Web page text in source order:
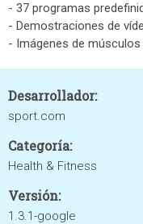
- 37 programas
- Demostraciones de
- Imágenes de
Desarrollador:
sport.com
Categoría:
Health & Fitness
Versión:
1.3.1-google